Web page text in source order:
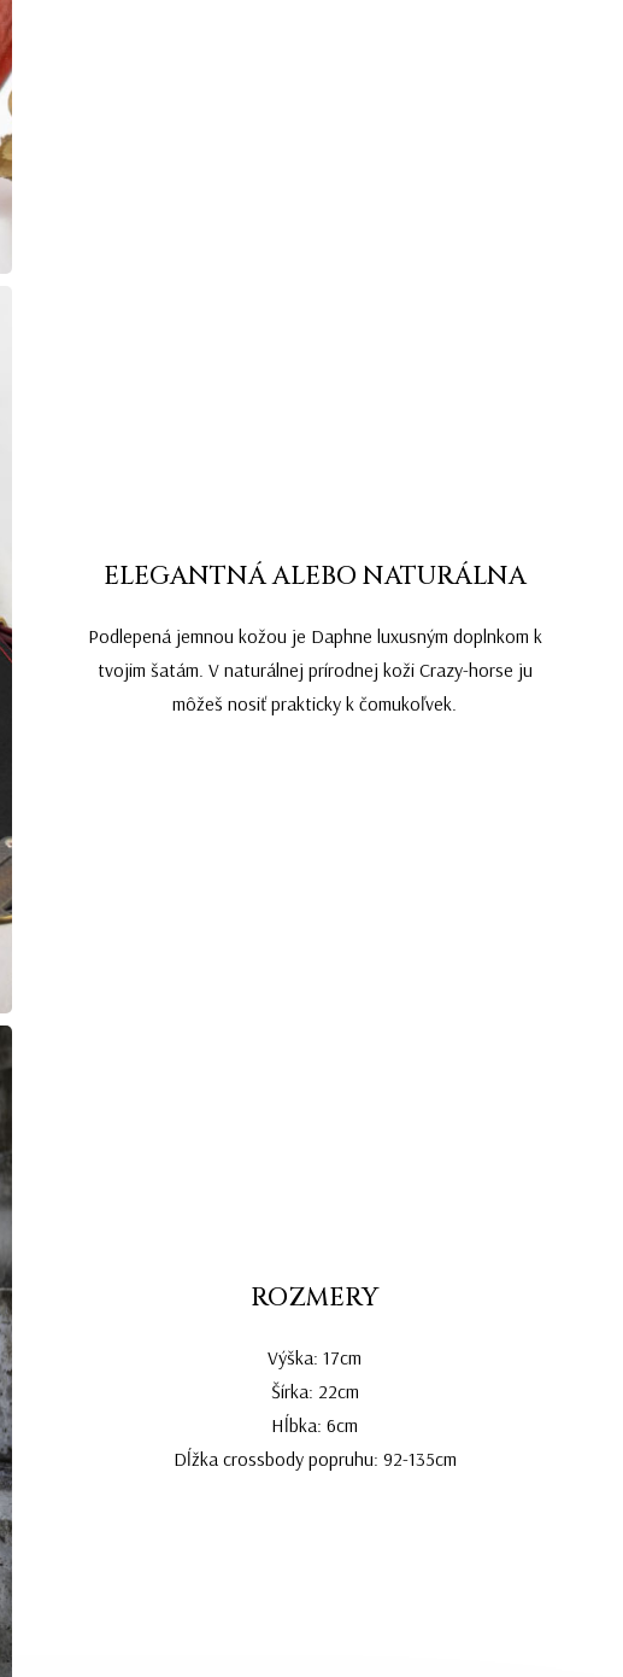
ELEGANTNÁ ALEBO NATURÁLNA
Podlepená jemnou kožou je Daphne luxusným doplnkom k
tvojim šatám. V naturálnej prírodnej koži Crazy-horse ju
môžeš nosiť prakticky k čomukoľvek.
ROZMERY
Výška: 17cm
Šírka: 22cm
Hĺbka: 6cm
Dĺžka crossbody popruhu: 92-135cm